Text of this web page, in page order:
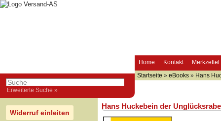
Home Kontakt Merkzettel
Erweiterte Suche »
Startseite » eBooks » Hans
Widerruf einleiten
Hans Huckebein der Unglücksrabe